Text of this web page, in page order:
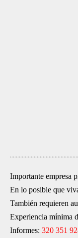
Importante empresa
En lo posible que
También requieren
Experiencia mínima
Informes: 320 351